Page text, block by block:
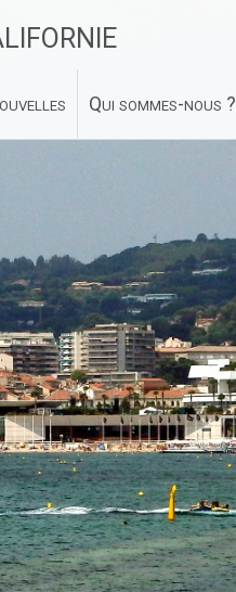
Qui sommes-nous ?